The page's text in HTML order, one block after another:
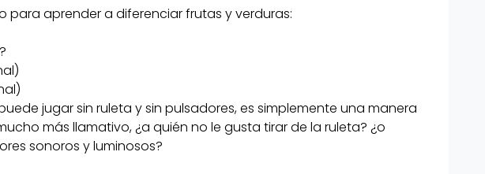
tantas como
(imprimir tantas como
para aprender a diferenciar frutas y verduras:
jugar sin ruleta y sin pulsadores, es simplemente una manera
más llamativo, ¿a quién no le gusta tirar de la ruleta? ¿o
sonoros y luminosos?